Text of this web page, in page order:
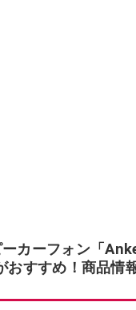
カーフォン「
すすめ！商品情